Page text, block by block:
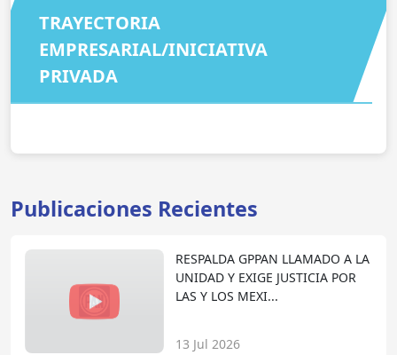
TRAYECTORIA
EMPRESARIAL/INICIATIVA
PRIVADA
Publicaciones Recientes
RESPALDA GPPAN LLAMADO A LA
UNIDAD Y EXIGE JUSTICIA POR
LAS Y LOS MEXI...
13 Jul 2026